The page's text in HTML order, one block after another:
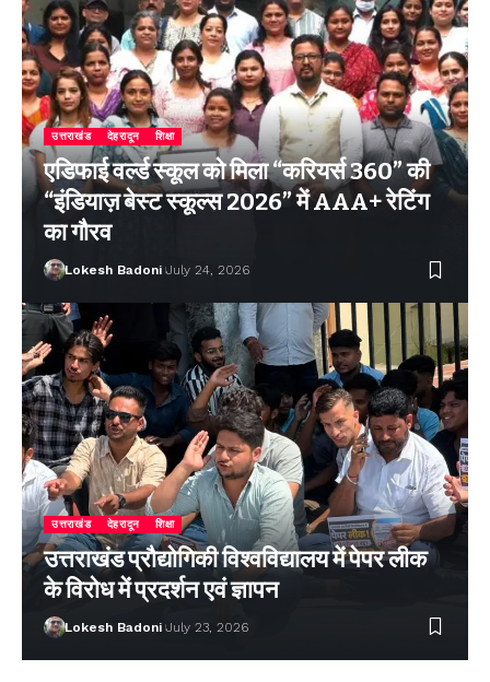
उत्तराखंड देहरादून शिक्षा
एडिफाई वर्ल्ड स्कूल को मिला “करियर्स 360” की
“इंडियाज़ बेस्ट स्कूल्स 2026” में AAA+ रेटिंग
का गौरव
Lokesh Badoni July 24, 2026
उत्तराखंड देहरादून शिक्षा
उत्तराखंड प्रौद्योगिकी विश्वविद्यालय में पेपर लीक
के विरोध में प्रदर्शन एवं ज्ञापन
Lokesh Badoni July 23, 2026